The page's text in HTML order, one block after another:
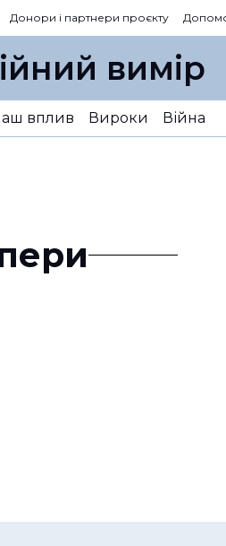
Донори і партнери проєкту
вимір
вплив Вироки Війна